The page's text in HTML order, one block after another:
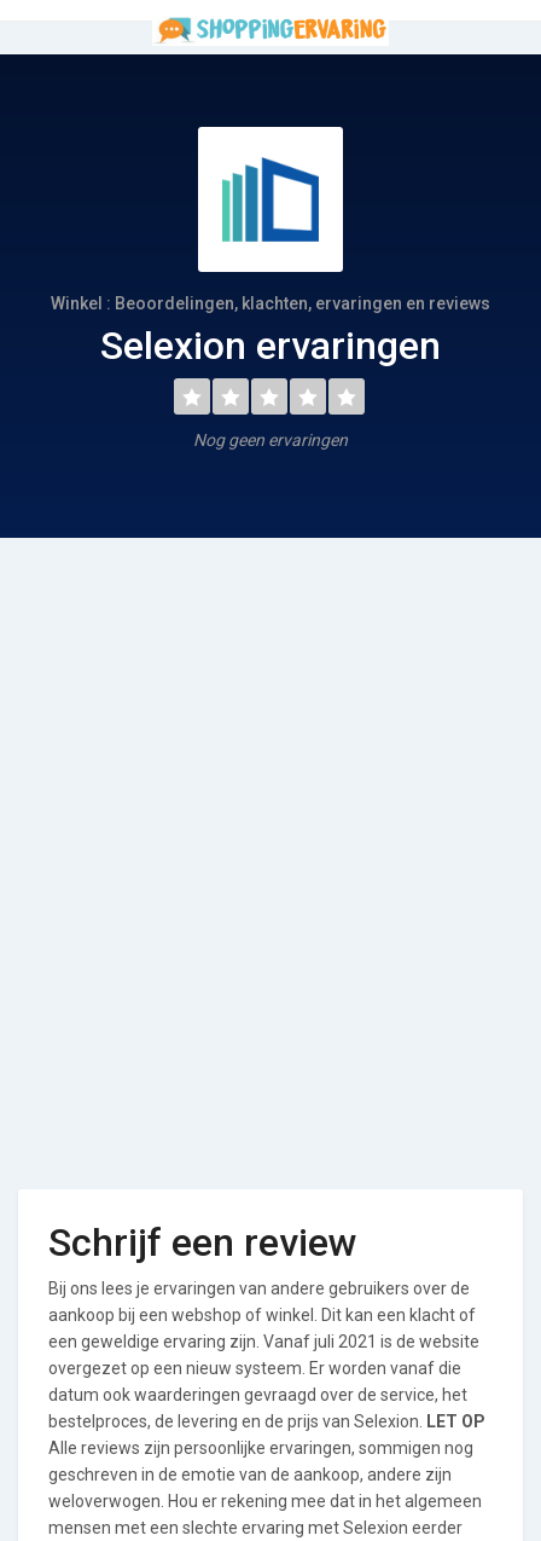
Winkel : Beoordelingen, klachten, ervaringen en reviews
Selexion ervaringen
Nog geen ervaringen
Schrijf een review
Bij ons lees je ervaringen van andere gebruikers over de
aankoop bij een webshop of winkel. Dit kan een klacht of
een geweldige ervaring zijn. Vanaf juli 2021 is de website
overgezet op een nieuw systeem. Er worden vanaf die
datum ook waarderingen gevraagd over de service, het
bestelproces, de levering en de prijs van Selexion.
LET OP
Alle reviews zijn persoonlijke ervaringen, sommigen nog
geschreven in de emotie van de aankoop, andere zijn
weloverwogen. Hou er rekening mee dat in het algemeen
mensen met een slechte ervaring met Selexion eerder